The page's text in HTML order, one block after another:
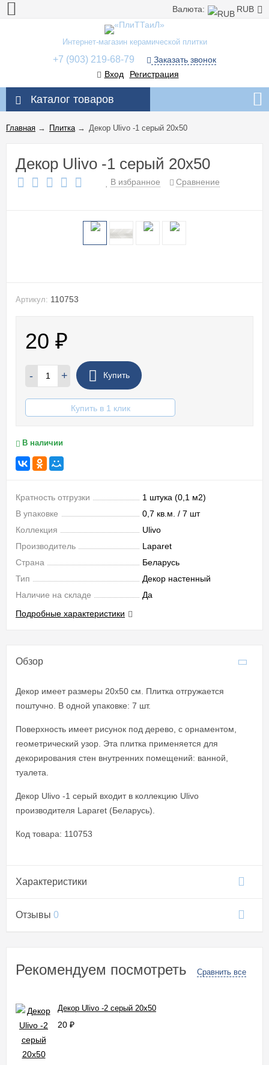
Валюта: RUB
Интернет-магазин керамической плитки
+7 (903) 219-68-79
Заказать звонок
Вход
Регистрация
Каталог товаров
Главная → Плитка→ Декор Ulivo -1 серый 20x50
Декор Ulivo -1 серый 20x50
В избранное Сравнение
Артикул: 110753
20 ₽
- + Купить
Купить в 1 клик
В наличии
Кратность отгрузки
1 штука (0,1 м2)
В упаковке
0,7 кв.м. / 7 шт
Коллекция
Ulivo
Производитель
Laparet
Страна
Беларусь
Тип
Декор настенный
Наличие на складе
Да
Подробные характеристики
Обзор
Декор имеет размеры 20x50 см. Плитка отгружается
поштучно. В одной упаковке: 7 шт.
Поверхность имеет рисунок под дерево, с орнаментом,
геометрический узор. Эта плитка применяется для
декорирования стен внутренних помещений: ванной,
туалета.
Декор Ulivo -1 серый входит в коллекцию Ulivo
производителя Laparet (Беларусь).
Код товара: 110753
Характеристики
Отзывы 0
Рекомендуем посмотреть Сравнить все
Декор Ulivo -2 серый 20x50
20 ₽